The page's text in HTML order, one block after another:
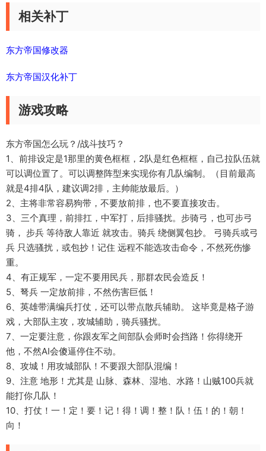
相关补丁
东方帝国修改器
东方帝国汉化补丁
游戏攻略
东方帝国怎么玩？/战斗技巧？
1、前排设定是1那里的黄色框框，2队是红色框框，自己拉队伍就
可以调位置了。可以调整阵型来实现你有几队编制。（目前最高
就是4排4队，建议调2排，主帅能放最后。）
2、主将非常容易狗带，不要放前排，也不要直接攻击。
3、三个真理，前排扛，中军打，后排骚扰。步骑弓，也可步弓
骑， 步兵 等待敌人靠近 就攻击。骑兵 绕侧翼包抄。 弓骑兵或弓
兵 只选骚扰，或包抄！记住 远程不能选攻击命令，不然死伤惨
重。
4、有正规军，一定不要用民兵，那群农民会造反！
5、弩兵 一定放前排，不然伤害巨低！
6、英雄带满编兵打仗，还可以带点散兵辅助。 这毕竟是格子游
戏，大部队主攻，攻城辅助，骑兵骚扰。
7、一定要注意，你跟友军之间部队会师时会挡路！你得绕开
他，不然AI会傻逼停住不动。
8、攻城！用攻城部队！不要跟大部队混编！
9、注意 地形！尤其是 山脉、森林、湿地、水路！山贼100兵就
能打你几队！
10、打仗！一！定！要！记！得！调！整！队！伍！的！朝！
向！